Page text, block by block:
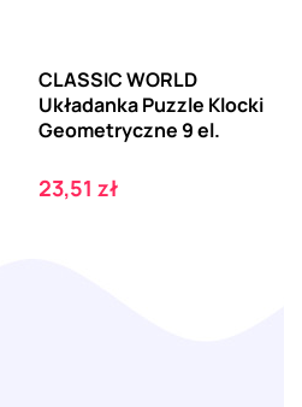
CLASSIC WORLD
Układanka Puzzle Klocki
Geometryczne 9 el.
Cena
23,51 zł